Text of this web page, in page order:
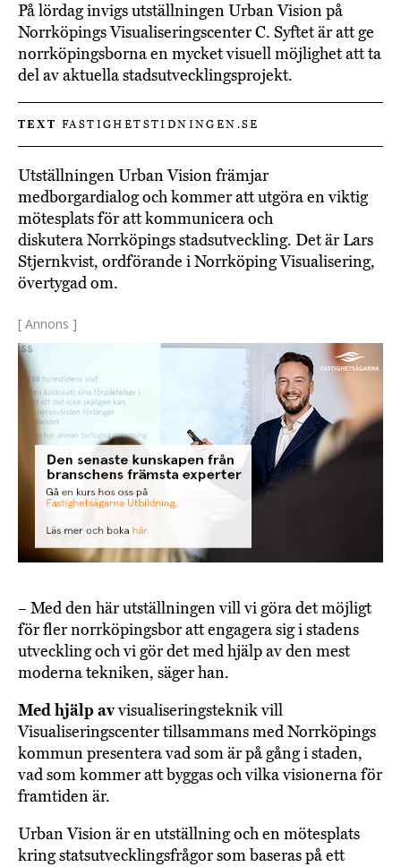
På lördag invigs utställningen Urban Vision på
Norrköpings Visualiseringscenter C. Syftet är att ge
norrköpingsborna en mycket visuell möjlighet att ta
del av aktuella stadsutvecklingsprojekt.
TEXT FASTIGHETSTIDNINGEN.SE
Utställningen Urban Vision främjar
medborgardialog och kommer att utgöra en viktig
mötesplats för att kommunicera och
diskutera Norrköpings stadsutveckling. Det är Lars
Stjernkvist, ordförande i Norrköping Visualisering,
övertygad om.
[ Annons ]
– Med den här utställningen vill vi göra det möjligt
för fler norrköpingsbor att engagera sig i stadens
utveckling och vi gör det med hjälp av den mest
moderna tekniken, säger han.
Med hjälp avvisualiseringsteknik vill
Visualiseringscenter tillsammans med Norrköpings
kommun presentera vad som är på gång i staden,
vad som kommer att byggas och vilka visionerna för
framtiden är.
Urban Vision är en utställning och en mötesplats
kring statsutvecklingsfrågor som baseras på ett